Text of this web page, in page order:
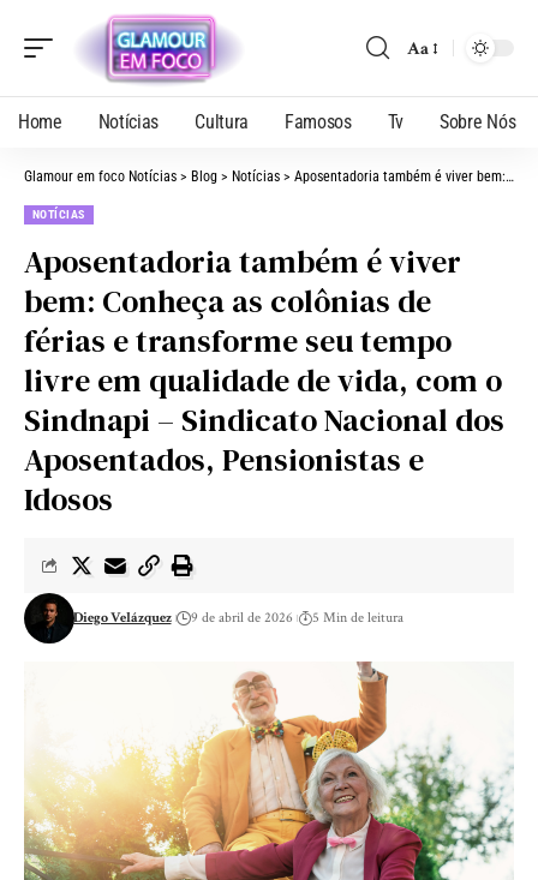
Aa
Home Notícias Cultura Famosos Tv Sobre Nós
Glamour em foco Notícias > Blog > Notícias > Aposentadoria também é viver bem: Conheça as colônias de férias e transforme seu tempo livre em qualidade de vida, com o Sindnapi – Sindicato Nacional dos Aposentados, Pensionistas e Idosos
NOTÍCIAS
Aposentadoria também é viver
bem: Conheça as colônias de
férias e transforme seu tempo
livre em qualidade de vida, com o
Sindnapi – Sindicato Nacional dos
Aposentados, Pensionistas e
Idosos
Diego Velázquez 9 de abril de 2026 5 Min de leitura